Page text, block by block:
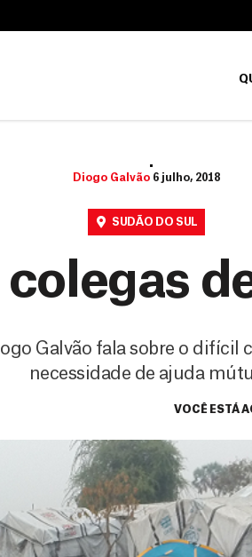
c
Diogo Galvão 6 julho, 2018
SUDÃO DO SUL
colegas
Galvão fala sobre o difícil
necessidade de ajuda
VOCÊ ESTÁ
a